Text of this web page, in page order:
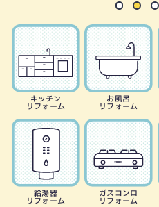
キッチン
リフォーム
お風呂
リフォーム
給湯器
リフォーム
ガスコンロ
リフォーム